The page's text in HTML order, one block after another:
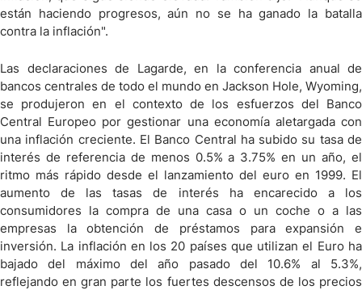
están haciendo progresos, aún no se ha ganado la batalla
contra la inflación".
Las declaraciones de Lagarde, en la conferencia anual de
bancos centrales de todo el mundo en Jackson Hole, Wyoming,
se produjeron en el contexto de los esfuerzos del Banco
Central Europeo por gestionar una economía aletargada con
una inflación creciente. El Banco Central ha subido su tasa de
interés de referencia de menos 0.5% a 3.75% en un año, el
ritmo más rápido desde el lanzamiento del euro en 1999. El
aumento de las tasas de interés ha encarecido a los
consumidores la compra de una casa o un coche o a las
empresas la obtención de préstamos para expansión e
inversión. La inflación en los 20 países que utilizan el Euro ha
bajado del máximo del año pasado del 10.6% al 5.3%,
reflejando en gran parte los fuertes descensos de los precios